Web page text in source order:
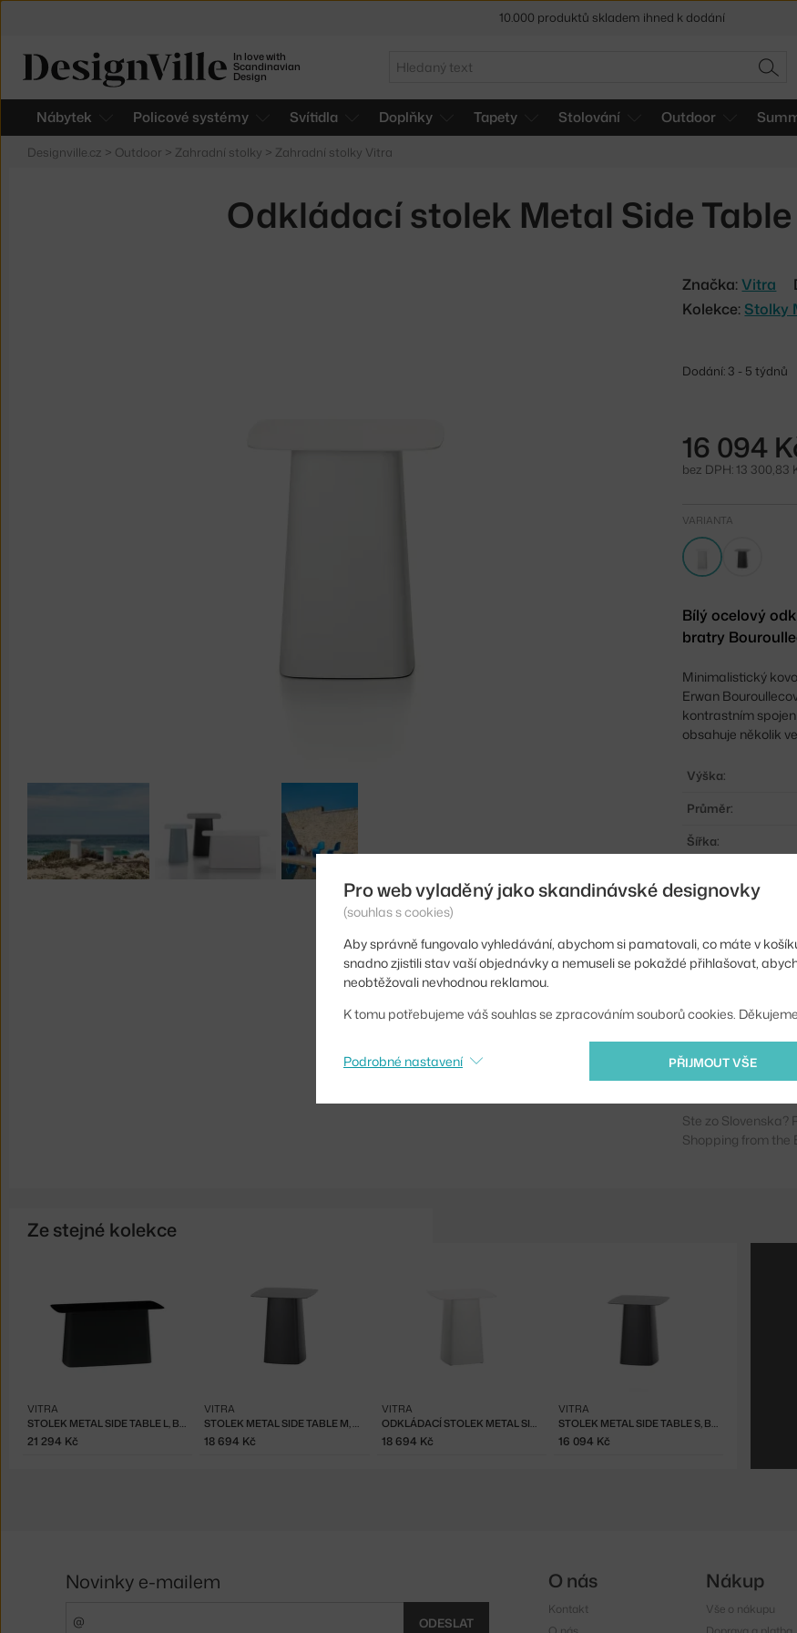
In love with
Scandinavian
Design
Hledat
Nábytek Policové systémy Svítidla Doplňky Tapety Stolování Outdoor
Designville.cz > Outdoor > Zahradní stolky > Zahradní stolky Vitra
Odkládací stolek Metal Side
Značka:Vitra
Kolekce: Stolky
Dodání: 3 - 5 týdnů
16 094
bez DPH: 13 300,83
VARIANTA
Bílý ocelový
bratry
Minimalistický
Erwan
kontrastním
obsahuje několik
Výška:
Průměr:
Šířka:
Podnož:
Tvar stolu:
Deska stolu:
Kód produktu
EAN
Ste zo Slovenska?
Shopping from the
Ze stejné kolekce
STOLEK METAL SIDE TABLE L, BLACK
VITRA
21 294 Kč
STOLEK METAL SIDE TABLE M, BLACK
VITRA
18 694 Kč
ODKLÁDACÍ STOLEK METAL SIDE TABLE M, SOFT WHITE
VITRA
18 694 Kč
STOLEK METAL SIDE TABLE S, BLACK
VITRA
16 094 Kč
10.000 produktů skladem ihned k dodání
Pro web vyladěný jako skandinávské designovky
(souhlas s cookies)
Aby správně fungovalo vyhledávání, abychom si pamatovali, co máte v
snadno zjistili stav vaší objednávky a nemuseli se pokaždé přihlašovat,
neobtěžovali nevhodnou reklamou.
K tomu potřebujeme váš souhlas se zpracováním souborů cookies. Děkujeme.
PŘIJMOUT VŠE
Podrobné nastavení
Novinky e-mailem
ODESLAT
O nás
Kontakt
Nákup
Vše o nákupu